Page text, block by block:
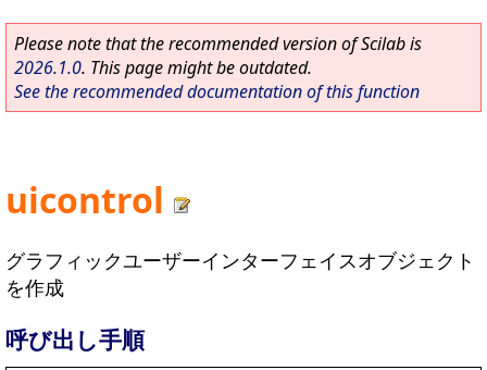
Please note that the recommended version of Scilab is
2026.1.0. This page might be outdated.
See the recommended documentation of this function
uicontrol
グラフィックユーザーインターフェイスオブジェクト
を作成
呼び出し手順